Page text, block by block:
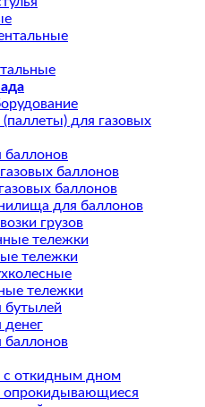
для газовых
баллонов
баллонов
баллонов
для баллонов
грузов
тележки
тележки
тележки
бутылей
денег
баллонов
с откидным дном
опрокидывающиеся